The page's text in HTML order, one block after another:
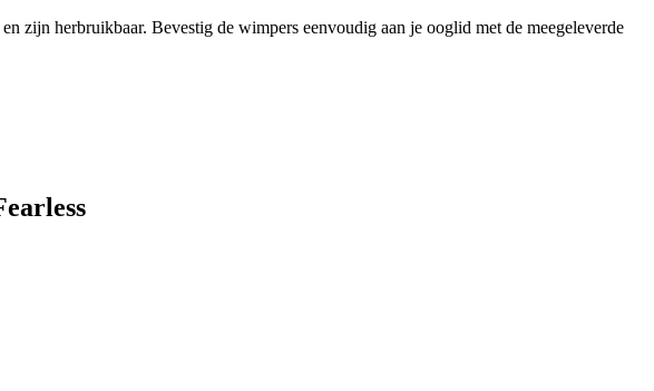
herbruikbaar. Bevestig de wimpers eenvoudig aan je ooglid met de meegeleverde